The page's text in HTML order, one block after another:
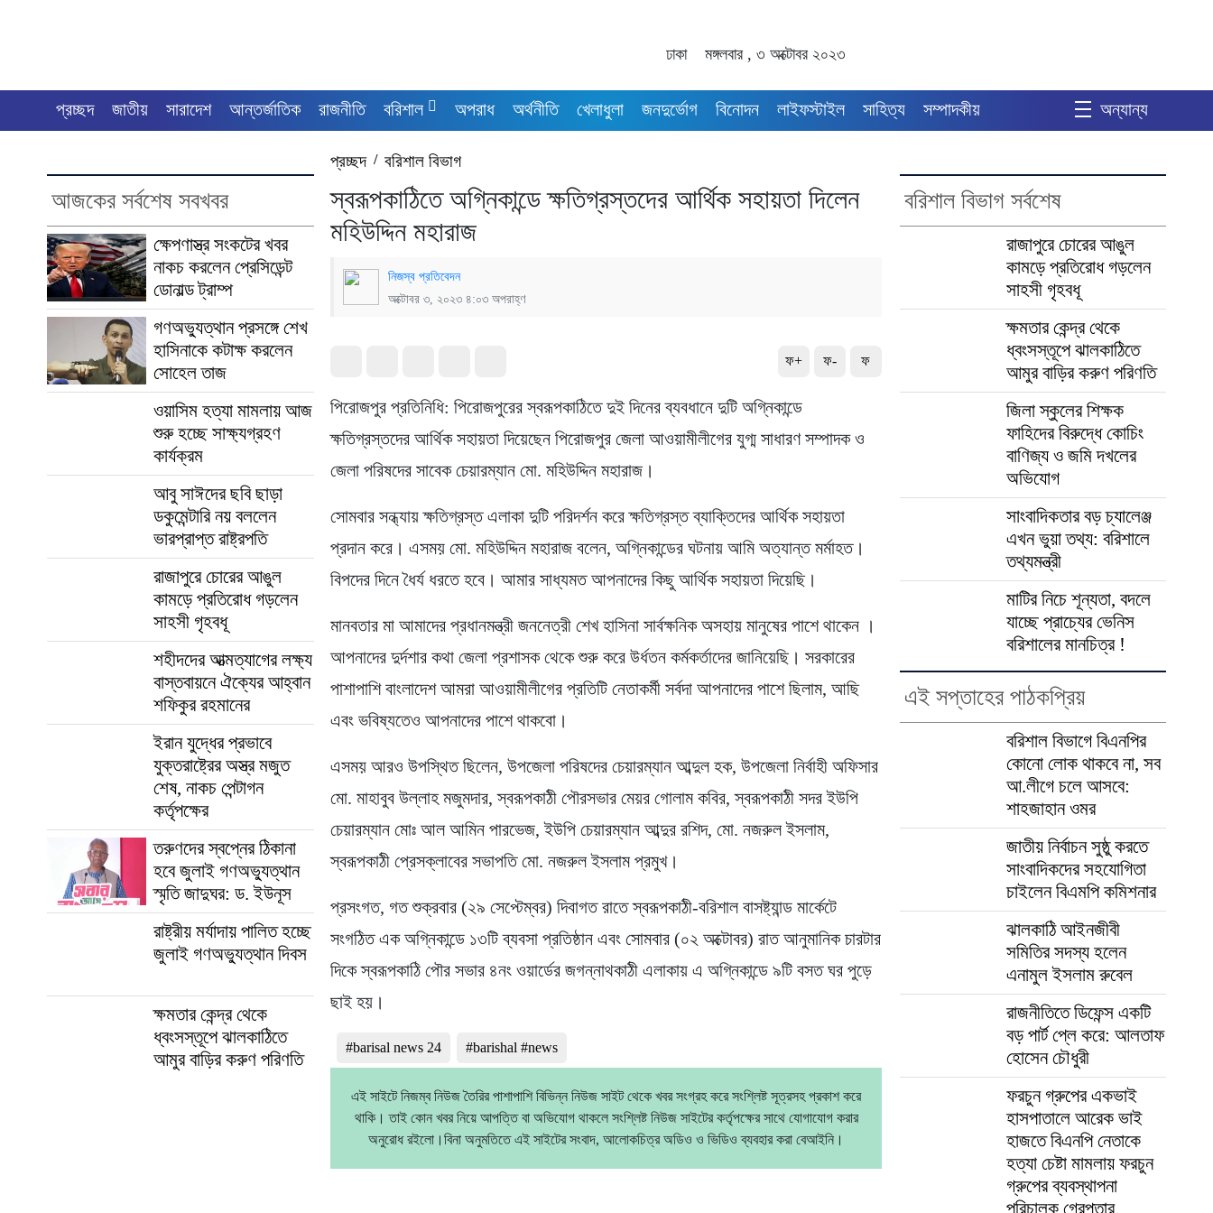
ঢাকা মঙ্গলবার , ৩ অক্টোবর ২০২৩
প্রচ্ছদ জাতীয় সারাদেশ আন্তর্জাতিক রাজনীতি বরিশাল অপরাধ অর্থনীতি খেলাধুলা জনদুর্ভোগ বিনোদন লাইফস্টাইল সাহিত্য সম্পাদকীয় অন্যান্য
আজকের সর্বশেষ সবখবর
ক্ষেপণাস্ত্র সংকটের খবর
নাকচ করলেন প্রেসিডেন্ট
ডোনাল্ড ট্রাম্প
গণঅভ্যুত্থান প্রসঙ্গে শেখ
হাসিনাকে কটাক্ষ করলেন
সোহেল তাজ
ওয়াসিম হত্যা মামলায় আজ
শুরু হচ্ছে সাক্ষ্যগ্রহণ
কার্যক্রম
আবু সাঈদের ছবি ছাড়া
ডকুমেন্টারি নয় বললেন
ভারপ্রাপ্ত রাষ্ট্রপতি
রাজাপুরে চোরের আঙুল
কামড়ে প্রতিরোধ গড়লেন
সাহসী গৃহবধূ
শহীদদের আত্মত্যাগের লক্ষ্য
বাস্তবায়নে ঐক্যের আহ্বান
শফিকুর রহমানের
ইরান যুদ্ধের প্রভাবে
যুক্তরাষ্ট্রের অস্ত্র মজুত
শেষ, নাকচ পেন্টাগন
কর্তৃপক্ষের
তরুণদের স্বপ্নের ঠিকানা
হবে জুলাই গণঅভ্যুত্থান
স্মৃতি জাদুঘর: ড. ইউনূস
রাষ্ট্রীয় মর্যাদায় পালিত হচ্ছে
জুলাই গণঅভ্যুত্থান দিবস
ক্ষমতার কেন্দ্র থেকে
ধ্বংসস্তূপে ঝালকাঠিতে
আমুর বাড়ির করুণ পরিণতি
প্রচ্ছদ/বরিশাল বিভাগ
স্বরূপকাঠিতে অগ্নিকান্ডে ক্ষতিগ্রস্তদের আর্থিক সহায়তা দিলেন
মহিউদ্দিন মহারাজ
নিজস্ব প্রতিবেদন
অক্টোবর ৩, ২০২৩ ৪:০৩ অপরাহ্ণ
ফ+ ফ- ফ
পিরোজপুর প্রতিনিধি: পিরোজপুরের স্বরূপকাঠিতে দুই দিনের ব্যবধানে দুটি অগ্নিকান্ডে
ক্ষতিগ্রস্তদের আর্থিক সহায়তা দিয়েছেন পিরোজপুর জেলা আওয়ামীলীগের যুগ্ম সাধারণ সম্পাদক ও
জেলা পরিষদের সাবেক চেয়ারম্যান মো. মহিউদ্দিন মহারাজ।
সোমবার সন্ধ্যায় ক্ষতিগ্রস্ত এলাকা দুটি পরিদর্শন করে ক্ষতিগ্রস্ত ব্যাক্তিদের আর্থিক সহায়তা
প্রদান করে। এসময় মো. মহিউদ্দিন মহারাজ বলেন, অগ্নিকান্ডের ঘটনায় আমি অত্যান্ত মর্মাহত।
বিপদের দিনে ধৈর্য ধরতে হবে। আমার সাধ্যমত আপনাদের কিছু আর্থিক সহায়তা দিয়েছি।
মানবতার মা আমাদের প্রধানমন্ত্রী জননেত্রী শেখ হাসিনা সার্বক্ষনিক অসহায় মানুষের পাশে থাকেন ।
আপনাদের দুর্দশার কথা জেলা প্রশাসক থেকে শুরু করে উর্ধতন কর্মকর্তাদের জানিয়েছি। সরকারের
পাশাপাশি বাংলাদেশ আমরা আওয়ামীলীগের প্রতিটি নেতাকর্মী সর্বদা আপনাদের পাশে ছিলাম, আছি
এবং ভবিষ্যতেও আপনাদের পাশে থাকবো।
এসময় আরও উপস্থিত ছিলেন, উপজেলা পরিষদের চেয়ারম্যান আব্দুল হক, উপজেলা নির্বাহী অফিসার
মো. মাহাবুব উল্লাহ মজুমদার, স্বরূপকাঠী পৌরসভার মেয়র গোলাম কবির, স্বরূপকাঠী সদর ইউপি
চেয়ারম্যান মোঃ আল আমিন পারভেজ, ইউপি চেয়ারম্যান আব্দুর রশিদ, মো. নজরুল ইসলাম,
স্বরূপকাঠী প্রেসক্লাবের সভাপতি মো. নজরুল ইসলাম প্রমুখ।
প্রসংগত, গত শুক্রবার (২৯ সেপ্টেম্বর) দিবাগত রাতে স্বরূপকাঠী-বরিশাল বাসষ্ট্যান্ড মার্কেটে
সংগঠিত এক অগ্নিকান্ডে ১৩টি ব্যবসা প্রতিষ্ঠান এবং সোমবার (০২ অক্টোবর) রাত আনুমানিক চারটার
দিকে স্বরূপকাঠি পৌর সভার ৪নং ওয়ার্ডের জগন্নাথকাঠী এলাকায় এ অগ্নিকান্ডে ৯টি বসত ঘর পুড়ে
ছাই হয়।
#barisal news 24 #barishal #news
এই সাইটে নিজম্ব নিউজ তৈরির পাশাপাশি বিভিন্ন নিউজ সাইট থেকে খবর সংগ্রহ করে সংশ্লিষ্ট সূত্রসহ প্রকাশ করে
থাকি। তাই কোন খবর নিয়ে আপত্তি বা অভিযোগ থাকলে সংশ্লিষ্ট নিউজ সাইটের কর্তৃপক্ষের সাথে যোগাযোগ করার
অনুরোধ রইলো।বিনা অনুমতিতে এই সাইটের সংবাদ, আলোকচিত্র অডিও ও ভিডিও ব্যবহার করা বেআইনি।
বরিশাল বিভাগ সর্বশেষ
রাজাপুরে চোরের আঙুল
কামড়ে প্রতিরোধ গড়লেন
সাহসী গৃহবধূ
ক্ষমতার কেন্দ্র থেকে
ধ্বংসস্তূপে ঝালকাঠিতে
আমুর বাড়ির করুণ পরিণতি
জিলা স্কুলের শিক্ষক
ফাহিদের বিরুদ্ধে কোচিং
বাণিজ্য ও জমি দখলের
অভিযোগ
সাংবাদিকতার বড় চ্যালেঞ্জ
এখন ভুয়া তথ্য: বরিশালে
তথ্যমন্ত্রী
মাটির নিচে শূন্যতা, বদলে
যাচ্ছে প্রাচ্যের ভেনিস
বরিশালের মানচিত্র !
এই সপ্তাহের পাঠকপ্রিয়
বরিশাল বিভাগে বিএনপির
কোনো লোক থাকবে না, সব
আ.লীগে চলে আসবে:
শাহজাহান ওমর
জাতীয় নির্বাচন সুষ্ঠু করতে
সাংবাদিকদের সহযোগিতা
চাইলেন বিএমপি কমিশনার
ঝালকাঠি আইনজীবী
সমিতির সদস্য হলেন
এনামুল ইসলাম রুবেল
রাজনীতিতে ডিফেন্স একটি
বড় পার্ট প্লে করে: আলতাফ
হোসেন চৌধুরী
ফরচুন গ্রুপের একভাই
হাসপাতালে আরেক ভাই
হাজতে বিএনপি নেতাকে
হত্যা চেষ্টা মামলায় ফরচুন
গ্রুপের ব্যবস্থাপনা
পরিচালক গ্রেপ্তার